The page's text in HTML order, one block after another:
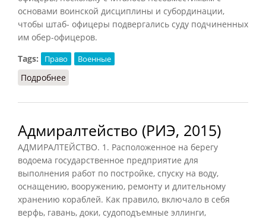
основами воинской дисциплины и субординации,
чтобы штаб- офицеры подвергались суду подчиненных
им обер-офицеров.
Tags:
Право Военные
Подробнее
Адмиралтейство (РИЭ, 2015)
АДМИРАЛТЕЙСТВО. 1. Расположенное на берегу
водоема государственное предприятие для
выполнения работ по постройке, спуску на воду,
оснащению, вооружению, ремонту и длительному
хранению кораблей. Как правило, включало в себя
верфь, гавань, доки, судоподъемные эллинги,